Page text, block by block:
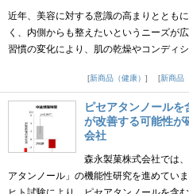
近年、美容に対する意識の高まりととも
く、内側からも整えたいというニーズが
習慣の変化により、肌の乾燥やコンディ
新商品（健康）
新商品
ピセアタンノール
が改善する可能性が
会社
森永製菓株式会社では
アタンノール」の機能性研究を進めてい